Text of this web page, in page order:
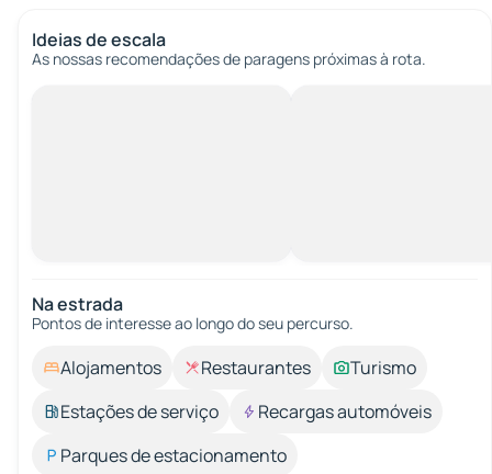
Ideias de escala
As nossas recomendações de paragens próximas à rota.
Na estrada
Pontos de interesse ao longo do seu percurso.
Alojamentos Restaurantes
Turismo
Estações de serviço
Recargas automóveis
Parques de estacionamento